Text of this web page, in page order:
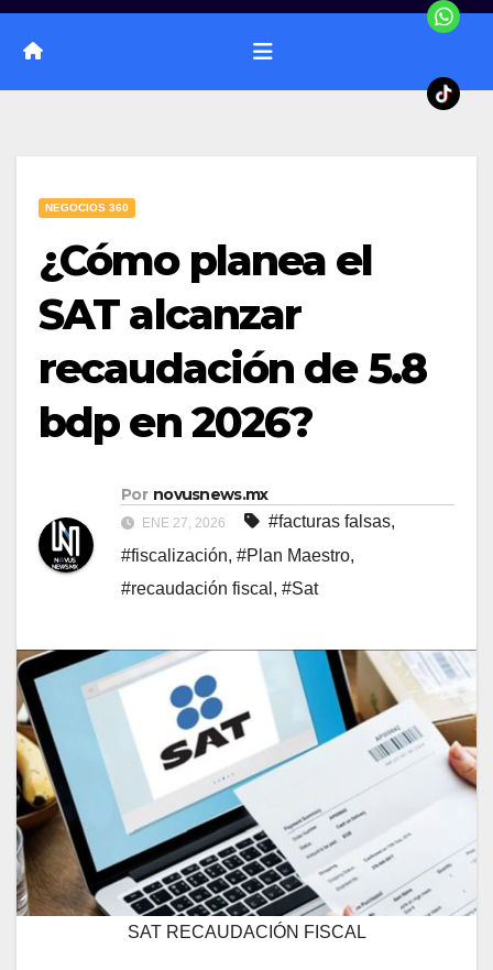
NEGOCIOS 360
¿Cómo planea el
SAT alcanzar
recaudación de 5.8
bdp en 2026?
Por novusnews.mx
ENE 27, 2026 #facturas falsas,
#fiscalización, #Plan Maestro,
#recaudación fiscal , #Sat
SAT RECAUDACIÓN FISCAL